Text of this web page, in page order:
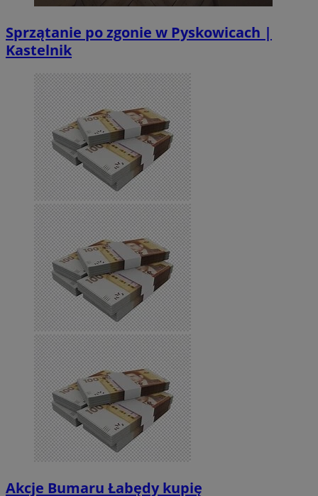
Sprzątanie po zgonie w Pyskowicach |
Kastelnik
Akcje Bumaru Łabędy kupię